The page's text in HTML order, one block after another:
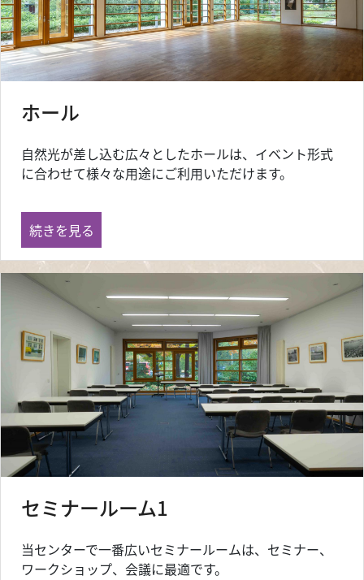
ホール
自然光が差し込む広々としたホールは、イベント形式
に合わせて様々な用途にご利用いただけます。
ホール の
続きを見る
セミナールーム1
当センターで一番広いセミナールームは、セミナー、
ワークショップ、会議に最適です。